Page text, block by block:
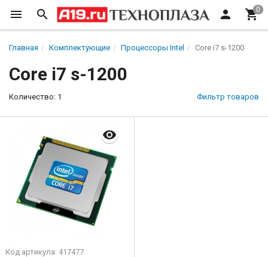
Главная Комплектующие Процессоры Intel Core i7 s-1200
Core i7 s-1200
Количество: 1 Фильтр товаров
Код артикула: 417477